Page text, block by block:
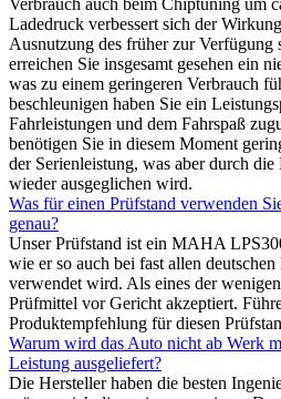
Ladedruck verbessert sich der
Ausnutzung des früher zur Verfügung
erreichen Sie insgesamt gesehen ein
was zu einem geringeren Verbrauch
beschleunigen haben Sie ein
Fahrleistungen und dem Fahrspaß
benötigen Sie in diesem Moment
der Serienleistung, was aber durch
wieder ausgeglichen wird.
Was für einen Prüfstand verwenden
genau?
Unser Prüfstand ist ein MAHA
wie er so auch bei fast allen
verwendet wird. Als eines der
Prüfmittel vor Gericht akzeptiert.
Produktempfehlung für diesen
Warum wird das Auto nicht ab Werk
Leistung ausgeliefert?
Die Hersteller haben die besten